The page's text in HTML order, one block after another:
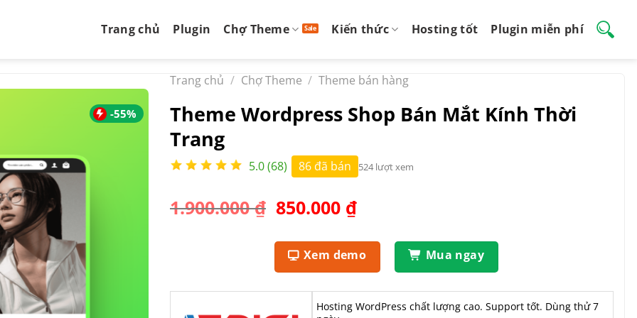
Trang chủ Plugin Chợ Theme Kiến thức Hosting tốt Plugin miễn phí
-55%
Trang chủ / Chợ Theme / Theme bán hàng
Theme Wordpress Shop Bán Mắt Kính Thời
Trang
5.0 (68) 86 đã bán 524 lượt xem
1.900.000₫ Giá
là:
1.900.000 ₫.
850.000 ₫Giá
tại
là:
850.000 ₫.
Xem demo Mua ngay
Hosting WordPress chất lượng cao. Support tốt. Dùng thử 7